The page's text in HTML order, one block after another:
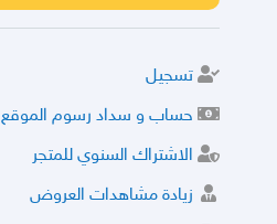
تسجيل
حساب و سداد رسوم الموقع
الاشتراك السنوي للمتجر
زيادة مشاهدات العروض